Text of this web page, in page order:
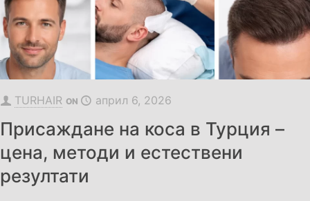
TURHAIR ON април 6, 2026
Присаждане на коса в Турция –
цена, методи и естествени
резултати